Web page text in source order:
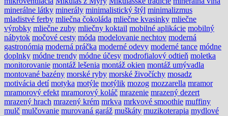
minerálne látky minerály minimalistický štýl minimalizmus
mladistvé ferby mliečna čokoláda mliečne kvasinky mliečne
výrobky mliečne zuby mliečny koktail mobilné aplikácie mobilný
nábytok močové cesty móda modelovanie nechtov moderná
gastronómia moderná práčka moderné odevy moderné tance módne
doplnky módne trendy módne účesy modrofialový odtieň moletka
monitorovanie montáž lešenia montáž okien montáž umývadla
montované bazény morské ryby morské živočíchy mosadz
motivácia detí motyka motýle motýlik mozog mozzarella mramor
mramorový efekt mramorový koláč mrazenie mrazený dezert
mrazený hrach mrazený krém mrkva mrkvové smoothie muffiny
mulč mulčovanie murovaná garáž muškáty muzikoterapia mydlové